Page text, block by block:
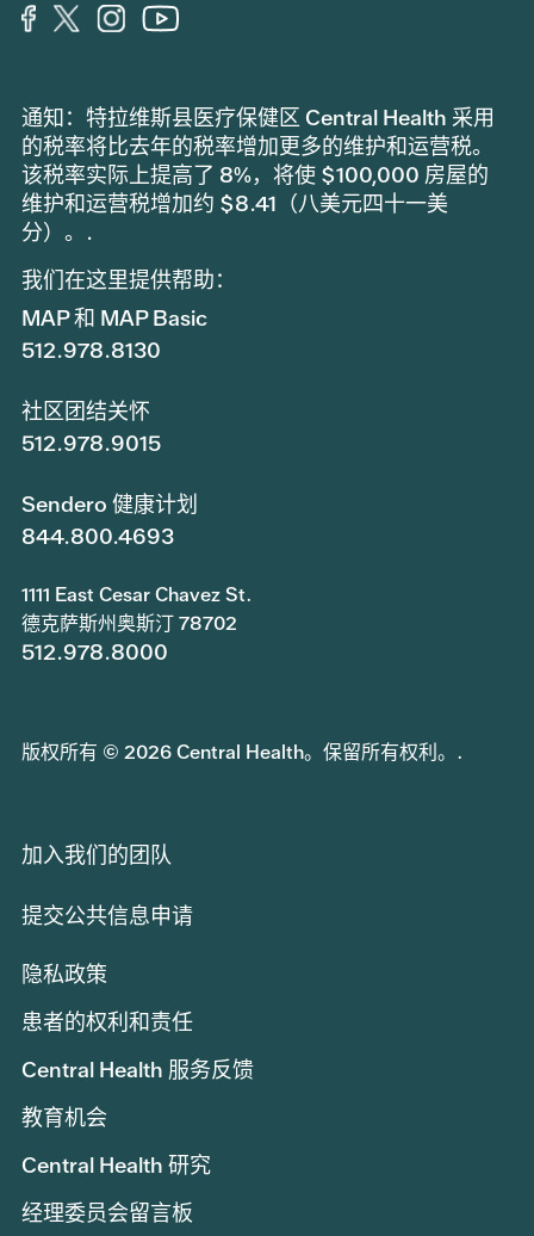
通知：特拉维斯县医疗保健区 Central Health 采用
的税率将比去年的税率增加更多的维护和运营税。
该税率实际上提高了 8%，将使 $100,000 房屋的
维护和运营税增加约 $8.41（八美元四十一美
分）。.
我们在这里提供帮助：
MAP 和 MAP Basic
512.978.8130
社区团结关怀
512.978.9015
Sendero 健康计划
844.800.4693
1111 East Cesar Chavez St.
德克萨斯州奥斯汀 78702
512.978.8000
版权所有 © 2026 Central Health。保留所有权利。.
加入我们的团队
提交公共信息申请
隐私政策
患者的权利和责任
Central Health 服务反馈
教育机会
Central Health 研究
经理委员会留言板